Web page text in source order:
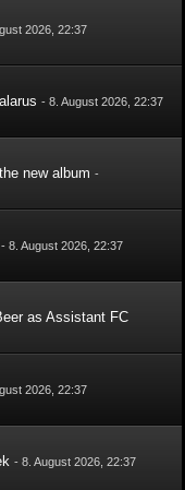
2026, 22:37
-8. August 2026, 22:37
new album -
-8. August 2026, 22:37
as Assistant FC
2026, 22:37
-8. August 2026, 22:37